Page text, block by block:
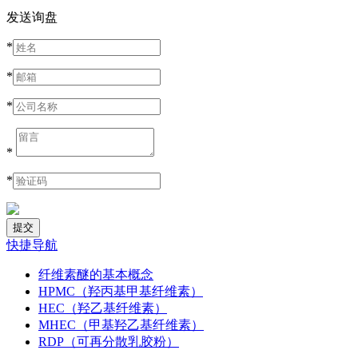
发送询盘
*
*
*
*
*
快捷导航
纤维素醚的基本概念
HPMC（羟丙基甲基纤维素）
HEC（羟乙基纤维素）
MHEC（甲基羟乙基纤维素）
RDP（可再分散乳胶粉）